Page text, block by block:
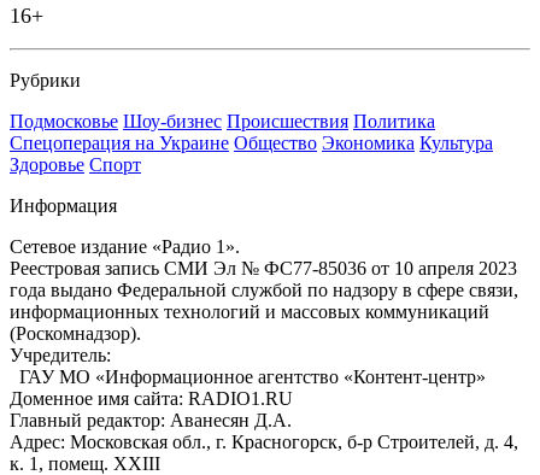
16+
Рубрики
Подмосковье Шоу-бизнес Происшествия Политика
Спецоперация на Украине Общество Экономика Культура
Здоровье Спорт
Информация
Сетевое издание «Радио 1».
Реестровая запись СМИ Эл № ФС77-85036 от 10 апреля 2023
года выдано Федеральной службой по надзору в сфере связи,
информационных технологий и массовых коммуникаций
(Роскомнадзор).
Учредитель:
ГАУ МО «Информационное агентство «Контент-центр»
Доменное имя сайта: RADIO1.RU
Главный редактор: Аванесян Д.А.
Адрес: Московская обл., г. Красногорск, б-р Строителей, д. 4,
к. 1, помещ. XXIII